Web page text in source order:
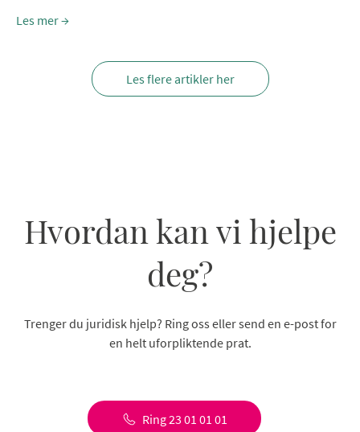
Les mer
Les flere artikler her
Hvordan kan vi hjelpe
deg?
Trenger du juridisk hjelp? Ring oss eller send en e-post for
en helt uforpliktende prat.
Ring 23 01 01 01